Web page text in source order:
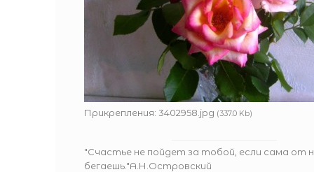
Прикрепления: 3402958.jpg (337.0 Kb)
"Счастье не пойдет за тобой, если сама от
бегаешь."А.Н.Островский